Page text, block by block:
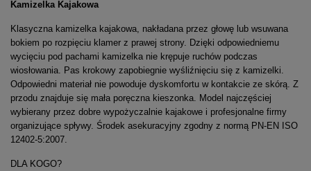
Kamizelka Kajakowa
Klasyczna kamizelka kajakowa, nakładana przez głowę lub wsuwana
bokiem po rozpięciu klamer z prawej strony. Dzięki odpowiedniemu
wycięciu pod pachami kamizelka nie krępuje ruchów podczas
wiosłowania. Pas krokowy zapobiegnie wyśliźnięciu się z kamizelki.
Odpowiedni materiał nie powoduje dyskomfortu w kontakcie ze skórą. Z
przodu znajduje się mała poręczna kieszonka. Model najczęściej
wybierany przez dobre wypożyczalnie kajakowe i profesjonalne firmy
organizujące spływy. Środek asekuracyjny zgodny z normą PN-EN ISO
12402-5:2007.
DLA KOGO?